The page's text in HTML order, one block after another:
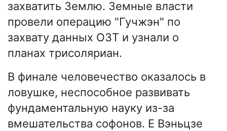
захватить Землю. Земные власти
провели операцию "Гучжэн" по
захвату данных ОЗТ и узнали о
планах трисоляриан.
В финале человечество оказалось в
ловушке, неспособное развивать
фундаментальную науку из-за
вмешательства софонов. Е Вэньцзе